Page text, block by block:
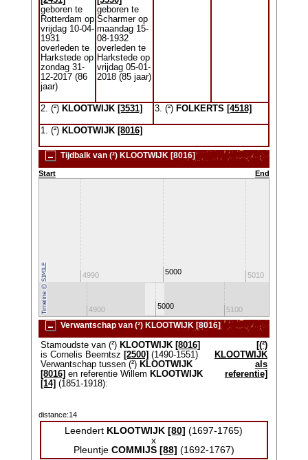
geboren te
Rotterdam op
vrijdag 10-04-
1931
overleden te
Harkstede op
zondag 31-
12-2017 (86
jaar)
geboren te
Scharmer op
maandag 15-
08-1932
overleden te
Harkstede op
vrijdag 05-01-
2018 (85 jaar)
2. (²) KLOOTWIJK [3531] 3. (²) FOLKERTS [4518]
1. (²) KLOOTWIJK [8016]
Tijdbalk van (²) KLOOTWIJK [8016]
Start End
4990 5000 5010
4900 5000 5100
Verwantschap van (²) KLOOTWIJK [8016]
Stamoudste van (²) KLOOTWIJK [8016]
is Cornelis Beerntsz [2500] (1490-1551)
Verwantschap tussen (²) KLOOTWIJK
[8016] en referentie Willem KLOOTWIJK
[14] (1851-1918):
[(²)
KLOOTWIJK
als
referentie]
distance:14
Leendert KLOOTWIJK [80] (1697-1765)
x
Pleuntje COMMIJS [88] (1692-1767)